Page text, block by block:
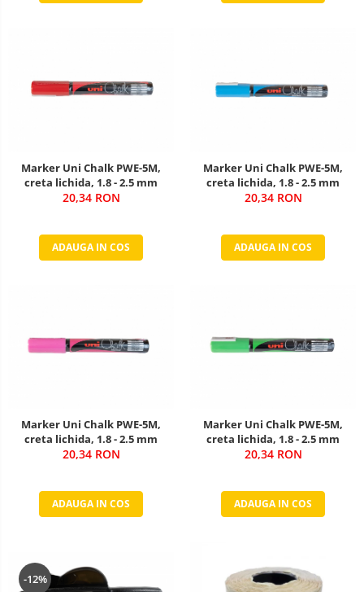
Marker Uni Chalk PWE-5M,
creta lichida, 1.8 - 2.5 mm
20,34 RON
ADAUGA IN COS
Marker Uni Chalk PWE-5M,
creta lichida, 1.8 - 2.5 mm
20,34 RON
ADAUGA IN COS
Marker Uni Chalk PWE-5M,
creta lichida, 1.8 - 2.5 mm
20,34 RON
ADAUGA IN COS
Marker Uni Chalk PWE-5M,
creta lichida, 1.8 - 2.5 mm
20,34 RON
ADAUGA IN COS
-12%